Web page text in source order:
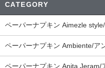
CATEGORY
ペーパーナプキン Aimezle
ペーパーナプキン Ambiente/ア
ペーパーナプキン Anita Jeram/